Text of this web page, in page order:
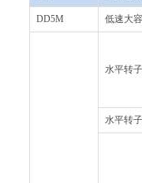
DD5M 低速大
水平转子
水平转